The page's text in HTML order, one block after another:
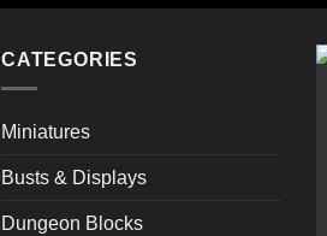
CATEGORIES
Miniatures
Busts & Displays
Dungeon Blocks